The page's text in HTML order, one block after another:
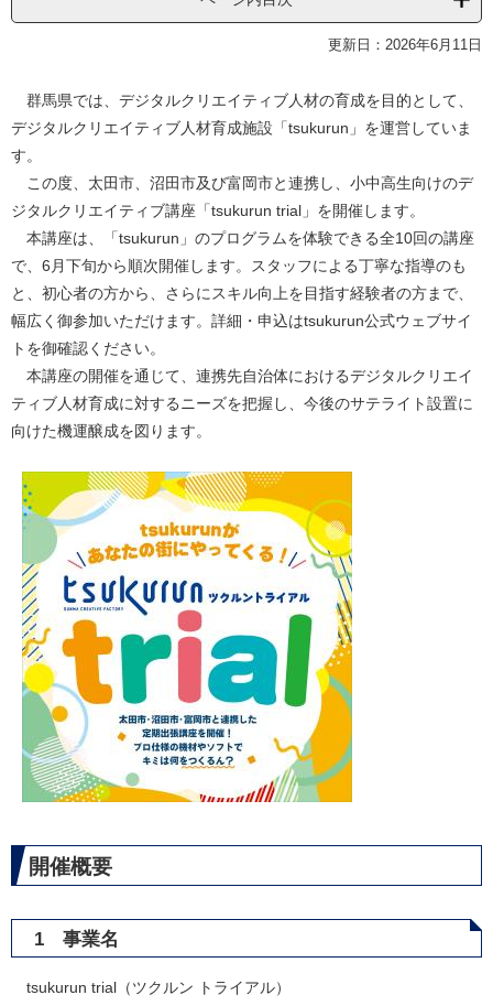
更新日：2026年6月11日
群馬県では、デジタルクリエイティブ人材の育成を目的として、
デジタルクリエイティブ人材育成施設「tsukurun」を運営していま
す。
この度、太田市、沼田市及び富岡市と連携し、小中高生向けのデ
ジタルクリエイティブ講座「tsukurun trial」を開催します。
本講座は、「tsukurun」のプログラムを体験できる全10回の講座
で、6月下旬から順次開催します。スタッフによる丁寧な指導のも
と、初心者の方から、さらにスキル向上を目指す経験者の方まで、
幅広く御参加いただけます。詳細・申込はtsukurun公式ウェブサイ
トを御確認ください。
本講座の開催を通じて、連携先自治体におけるデジタルクリエイ
ティブ人材育成に対するニーズを把握し、今後のサテライト設置に
向けた機運醸成を図ります。​
開催概要
1 事業名
tsukurun trial（ツクルン トライアル）